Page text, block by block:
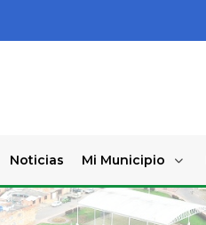
Noticias Mi Municipio